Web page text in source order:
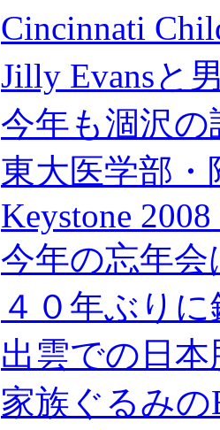
Cincinnati
Jilly Evansと
今年も涸沢の
東大医学部
Keystone
今年の忘年
４０年ぶり
出雲での日
家族ぐるみの